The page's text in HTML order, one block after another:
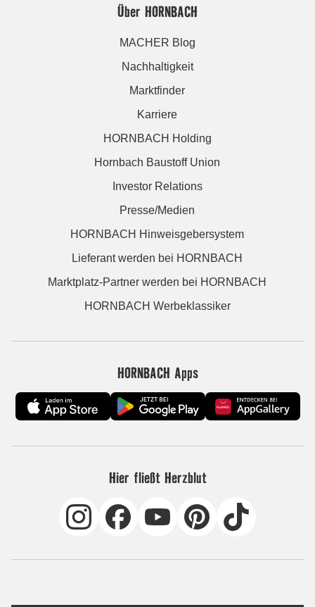
Über HORNBACH
MACHER Blog
Nachhaltigkeit
Marktfinder
Karriere
HORNBACH Holding
Hornbach Baustoff Union
Investor Relations
Presse/Medien
HORNBACH Hinweisgebersystem
Lieferant werden bei HORNBACH
Marktplatz-Partner werden bei HORNBACH
HORNBACH Werbeklassiker
HORNBACH Apps
Hier fließt Herzblut